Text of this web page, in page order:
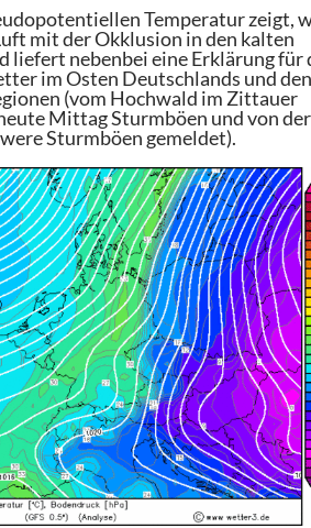
Temperatur zeigt,
mit der Okklusion in den kalten
liefert nebenbei eine Erklärung für
im Osten Deutschlands und
(vom Hochwald im Zittauer
Mittag Sturmböen und von der
Sturmböen gemeldet).